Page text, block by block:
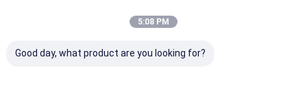
5:08 PM
Good day, what product are you looking for?